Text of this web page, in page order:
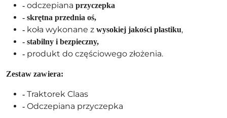
- odczepiana przyczepka
- skrętna przednia oś,
- koła wykonane z wysokiej jakości plastiku,
- stabilny i bezpieczny,
- produkt do częściowego złożenia.
Zestaw zawiera:
- Traktorek Claas
- Odczepiana przyczepka